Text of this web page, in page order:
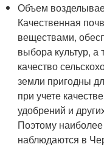
Объем
Качественная
веществами,
выбора культур,
качество
земли пригодны
при учете
удобрений и
Поэтому
наблюдаются в